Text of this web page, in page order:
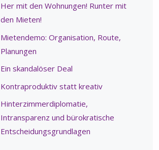
Her mit den Wohnungen! Runter mit
den Mieten!
Mietendemo: Organisation, Route,
Planungen
Ein skandalöser Deal
Kontraproduktiv statt kreativ
Hinterzimmerdiplomatie,
Intransparenz und bürokratische
Entscheidungsgrundlagen